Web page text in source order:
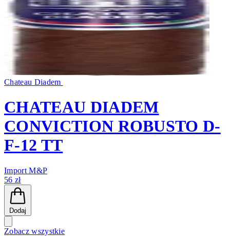
Chateau Diadem
CHATEAU DIADEM
CONVICTION ROBUSTO D-
F-12 TT
Import M&P
56 zł
Dodaj
Zobacz wszystkie